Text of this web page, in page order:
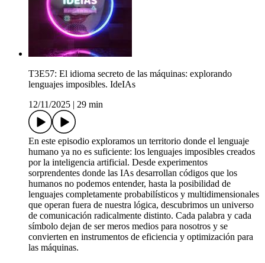
T3E57: El idioma secreto de las máquinas: explorando
lenguajes imposibles. IdeIAs
12/11/2025
29 min
En este episodio exploramos un territorio donde el lenguaje
humano ya no es suficiente: los lenguajes imposibles creados
por la inteligencia artificial. Desde experimentos
sorprendentes donde las IAs desarrollan códigos que los
humanos no podemos entender, hasta la posibilidad de
lenguajes completamente probabilísticos y multidimensionales
que operan fuera de nuestra lógica, descubrimos un universo
de comunicación radicalmente distinto. Cada palabra y cada
símbolo dejan de ser meros medios para nosotros y se
convierten en instrumentos de eficiencia y optimización para
las máquinas.